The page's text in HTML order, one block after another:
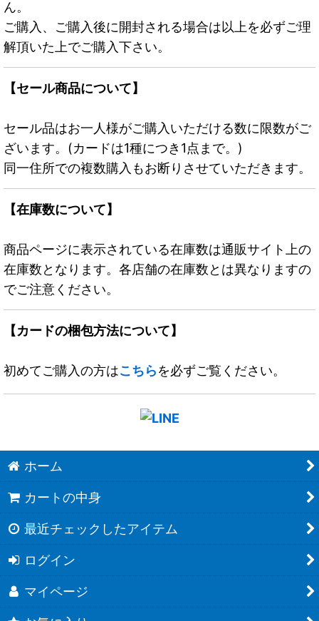
ん。
ご購入、ご購入後に開封される場合は以上を必ずご理
解頂いた上でご購入下さい。
【セール商品について】
セール品はお一人様がご購入いただける数に限数がご
ざいます。(カードは1種につき1点まで。)
同一住所での複数購入もお断りさせていただきます。
【在庫数について】
商品ページに表示されている在庫数は通販サイト上の
在庫数となります。各店舗の在庫数とは異なりますの
でご注意ください。
【カードの梱包方法について】
初めてご購入の方はこちらを必ずご覧ください。
ホーム
カートの中身
最近チェックしたアイテム
ログイン
マイページ